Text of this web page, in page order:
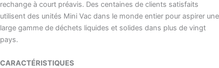
rechange à court préavis. Des centaines de clients satisfaits
utilisent des unités Mini Vac dans le monde entier pour aspirer une
large gamme de déchets liquides et solides dans plus de vingt
pays.
CARACTÉRISTIQUES